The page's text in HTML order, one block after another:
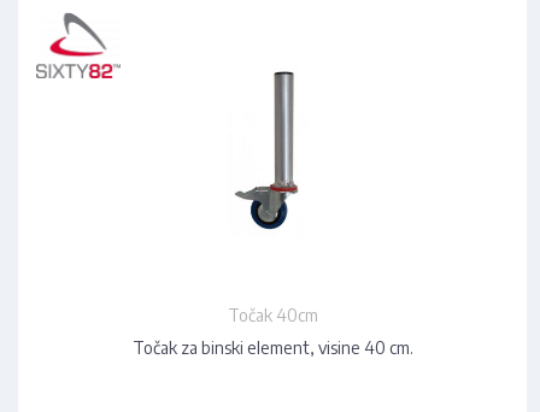
Točak 40cm
Točak za binski element, visine 40 cm.